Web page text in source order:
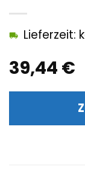
39,44 €
Lieferzeit: